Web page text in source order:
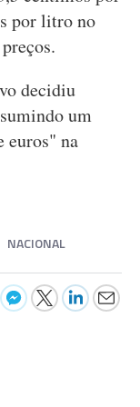
por litro no
decidiu
um
euros" na
NACIONAL